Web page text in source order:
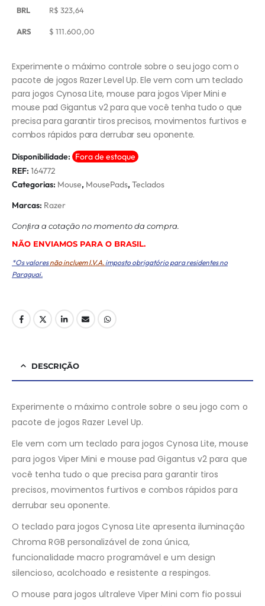
BRL R$ 323,64
ARS $ 111.600,00
Experimente o máximo controle sobre o seu jogo com o
pacote de jogos Razer Level Up. Ele vem com um teclado
para jogos Cynosa Lite, mouse para jogos Viper Mini e
mouse pad Gigantus v2 para que você tenha tudo o que
precisa para garantir tiros precisos, movimentos furtivos e
combos rápidos para derrubar seu oponente.
Disponibilidade: Fora de estoque
REF: 164772
Categorias: Mouse, MousePads,Teclados
Marcas: Razer
Conﬁra a cotação no momento da compra.
NÃO ENVIAMOS PARA O BRASIL.
*Os valoresnão incluem I.V.A. imposto obrigatório para residentes no
Paraguai.
DESCRIÇÃO
Experimente o máximo controle sobre o seu jogo com o
pacote de jogos Razer Level Up.
Ele vem com um teclado para jogos Cynosa Lite, mouse
para jogos Viper Mini e mouse pad Gigantus v2 para que
você tenha tudo o que precisa para garantir tiros
precisos, movimentos furtivos e combos rápidos para
derrubar seu oponente.
O teclado para jogos Cynosa Lite apresenta iluminação
Chroma RGB personalizável de zona única,
funcionalidade macro programável e um design
silencioso, acolchoado e resistente a respingos.
O mouse para jogos ultraleve Viper Mini com fio possui